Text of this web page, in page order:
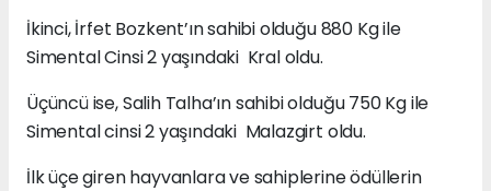
İkinci, İrfet Bozkent’ın sahibi olduğu 880 Kg ile
Simental Cinsi 2 yaşındaki Kral oldu.
Üçüncü ise, Salih Talha’ın sahibi olduğu 750 Kg ile
Simental cinsi 2 yaşındaki Malazgirt oldu.
İlk üçe giren hayvanlara ve sahiplerine ödüllerin